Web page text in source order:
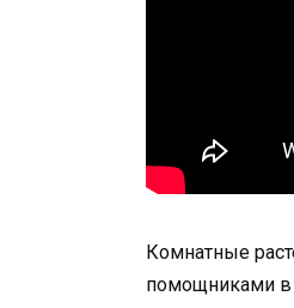
Комнатные
помощниками в